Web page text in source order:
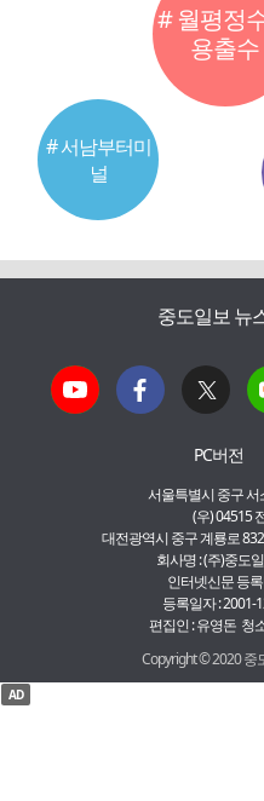
# 월평정
용출수
# 서남부터미
널
중도일보 뉴
PC버전
서울특별시 중구
(우) 04515
대전광역시 중구 계룡로
회사명 : (주)중도
인터넷신문 등
등록일자 : 2001-
편집인 : 유영돈 청
Copyright © 2020 중
AD